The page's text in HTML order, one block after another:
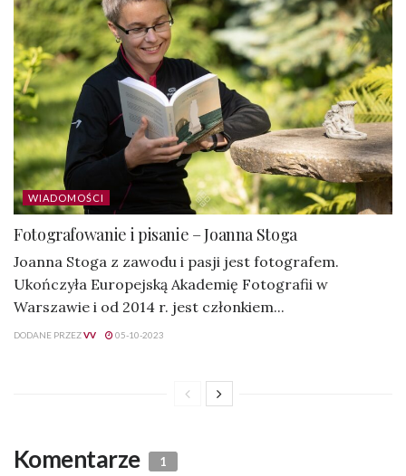
WIADOMOŚCI
Fotografowanie i pisanie – Joanna Stoga
Joanna Stoga z zawodu i pasji jest fotografem.
Ukończyła Europejską Akademię Fotografii w
Warszawie i od 2014 r. jest członkiem...
DODANE PRZEZVV 05-10-2023
Komentarze 1